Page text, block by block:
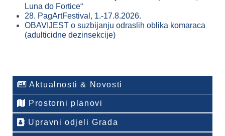
Luna do Fortice“
28. PagArtFestival, 1.-17.8.2026.
OBAVIJEST o suzbijanju odraslih oblika komaraca
(adulticidne dezinsekcije)
Aktualnosti & Novosti
Prostorni planovi
Upravni odjeli Grada